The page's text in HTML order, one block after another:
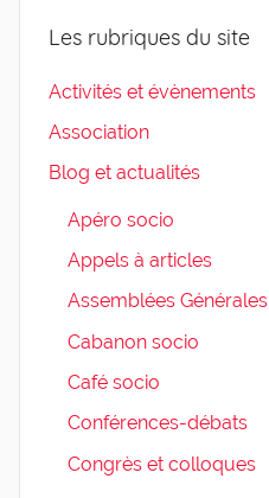
Les rubriques du site
Activités et évènements
Association
Blog et actualités
Apéro socio
Appels à articles
Assemblées Générales
Cabanon socio
Café socio
Conférences-débats
Congrès et colloques